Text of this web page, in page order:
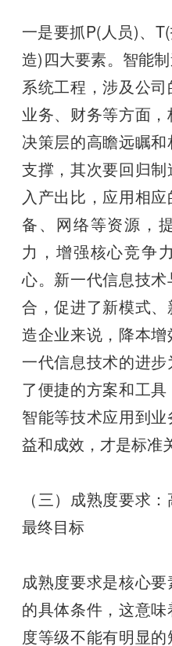
一是要抓P(人员)、
造)四大要素。智能
系统工程，涉及公司
业务、财务等方面
决策层的高瞻远瞩
支撑，其次要回归
入产出比，应用相
备、网络等资源，
力，增强核心竞争
心。新一代信息技
合，促进了新模式
造企业来说，降本
一代信息技术的进
了便捷的方案和工
智能等技术应用到
益和成效，才是标准
（三）成熟度要求
最终目标
成熟度要求是核心
的具体条件，这意
度等级不能有明显